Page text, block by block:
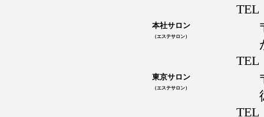
TEL
本社サロン
（エステサロン）
TEL
東京サロン
（エステサロン）
TEL